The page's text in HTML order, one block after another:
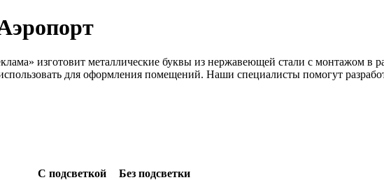
изготовит металлические буквы из нержавеющей стали с монтажом в
для оформления помещений. Наши специалисты помогут
С подсветкой
Без подсветки